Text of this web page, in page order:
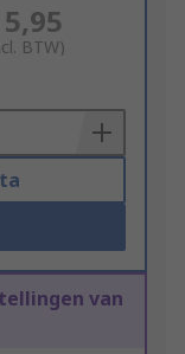
BTW)
van